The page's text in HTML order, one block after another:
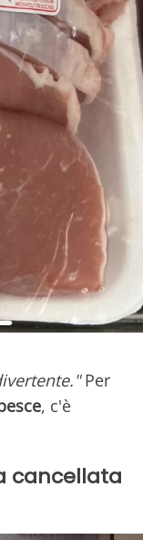
Per
, c'è
cancellata